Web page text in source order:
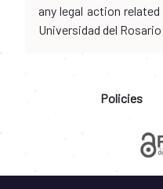
any legal action
Universidad del
Policies